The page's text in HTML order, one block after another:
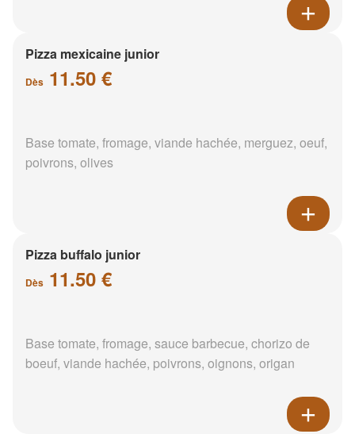
Pizza mexicaine junior
Dès 11.50 €
Base tomate, fromage, viande hachée, merguez, oeuf,
poivrons, olives
Pizza buffalo junior
Dès 11.50 €
Base tomate, fromage, sauce barbecue, chorizo de
boeuf, viande hachée, poivrons, oignons, origan